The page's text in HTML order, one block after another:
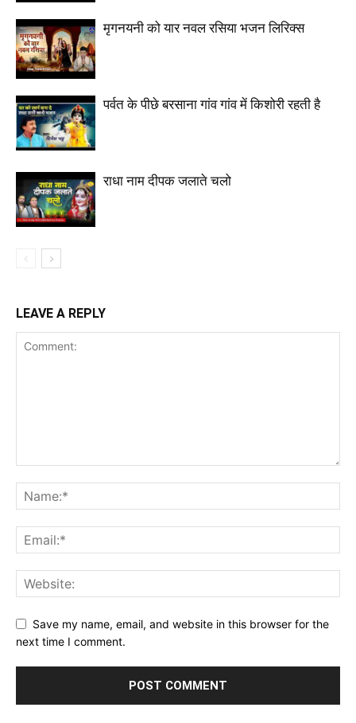
मृगनयनी को यार नवल रसिया भजन लिरिक्स
पर्वत के पीछे बरसाना गांव गांव में किशोरी रहती है
राधा नाम दीपक जलाते चलो
LEAVE A REPLY
Save my name, email, and website in this browser for the
next time I comment.